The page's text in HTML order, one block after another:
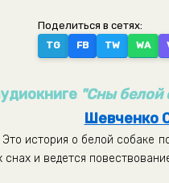
Поделиться в сетях:
TG FB TW WA
"Сны белой
Шевченко
история о белой собаке
и ведется